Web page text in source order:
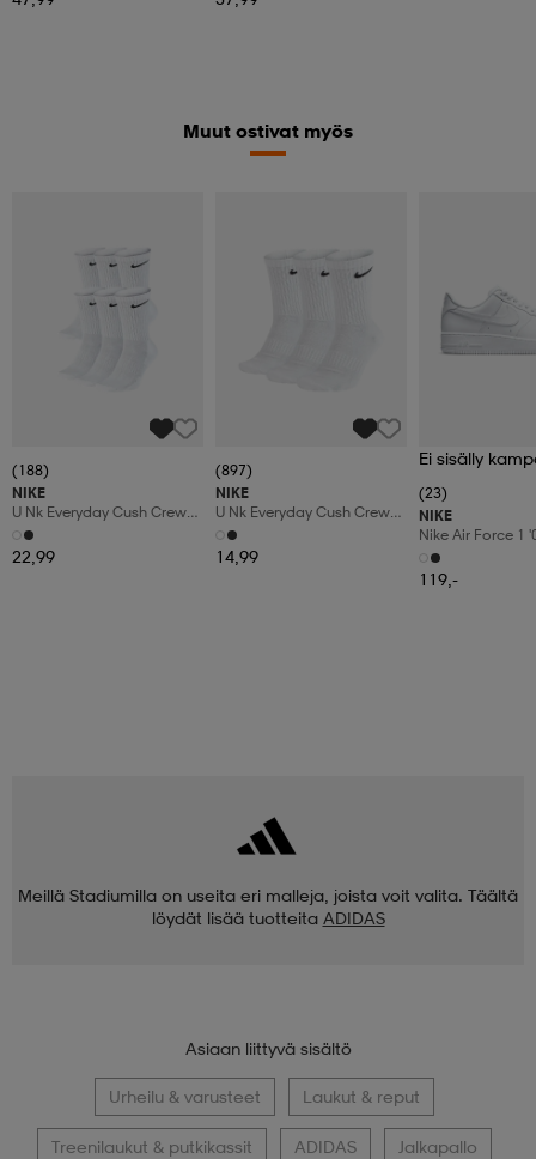
Muut ostivat myös
(188)
NIKE
U Nk Everyday Cush Crew
6pr-Bd
22,99
(897)
NIKE
U Nk Everyday Cush Crew
3pr
14,99
Ei sisälly
(23)
NIKE
Nike Air Force 1
Shoes
119,-
Meillä Stadiumilla on useita eri malleja, joista voit valita. Täältä
löydät lisää tuotteita ADIDAS
Asiaan liittyvä sisältö
Urheilu & varusteet Laukut & reput
Treenilaukut & putkikassit ADIDAS Jalkapallo